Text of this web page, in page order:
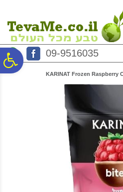
נגישות
המרכזי
09-9516035